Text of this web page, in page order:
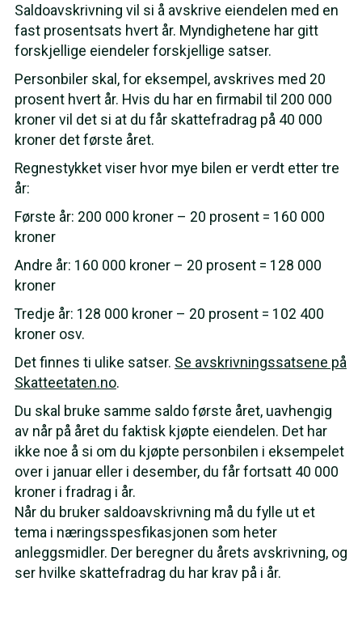
Saldoavskrivning vil si å avskrive eiendelen med en
fast prosentsats hvert år. Myndighetene har gitt
forskjellige eiendeler forskjellige satser.
Personbiler skal, for eksempel, avskrives med 20
prosent hvert år. Hvis du har en firmabil til 200 000
kroner vil det si at du får skattefradrag på 40 000
kroner det første året.
Regnestykket viser hvor mye bilen er verdt etter tre
år:
Første år: 200 000 kroner – 20 prosent = 160 000
kroner
Andre år: 160 000 kroner – 20 prosent = 128 000
kroner
Tredje år: 128 000 kroner – 20 prosent = 102 400
kroner osv.
Det finnes ti ulike satser. Se avskrivningssatsene på
Skatteetaten.no.
Du skal bruke samme saldo første året, uavhengig
av når på året du faktisk kjøpte eiendelen. Det har
ikke noe å si om du kjøpte personbilen i eksempelet
over i januar eller i desember, du får fortsatt 40 000
kroner i fradrag i år.
Når du bruker saldoavskrivning må du fylle ut et
tema i næringsspesfikasjonen som heter
anleggsmidler. Der beregner du årets avskrivning, og
ser hvilke skattefradrag du har krav på i år.